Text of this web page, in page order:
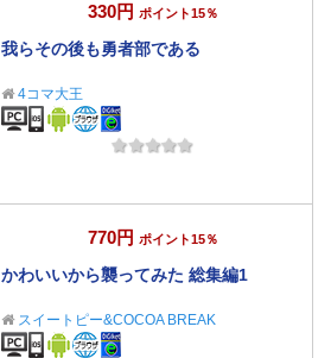
330円 ポイント15％
我らその後も勇者部である
4コマ大王
770円 ポイント15％
かわいいから襲ってみた 総集編1
スイートピー&COCOA BREAK